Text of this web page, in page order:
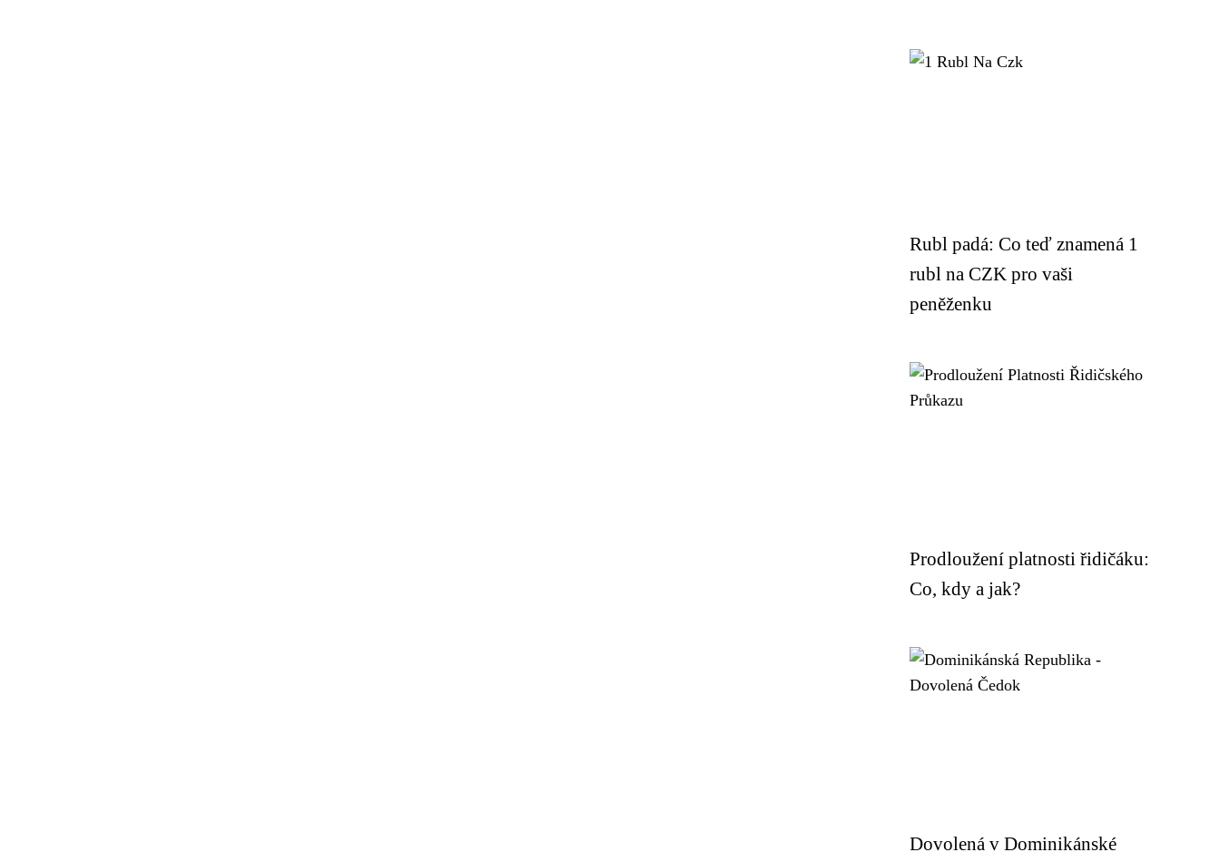
Rubl padá: Co teď znamená 1
rubl na CZK pro vaši
peněženku
Prodloužení platnosti řidičáku:
Co, kdy a jak?
Dovolená v Dominikánské